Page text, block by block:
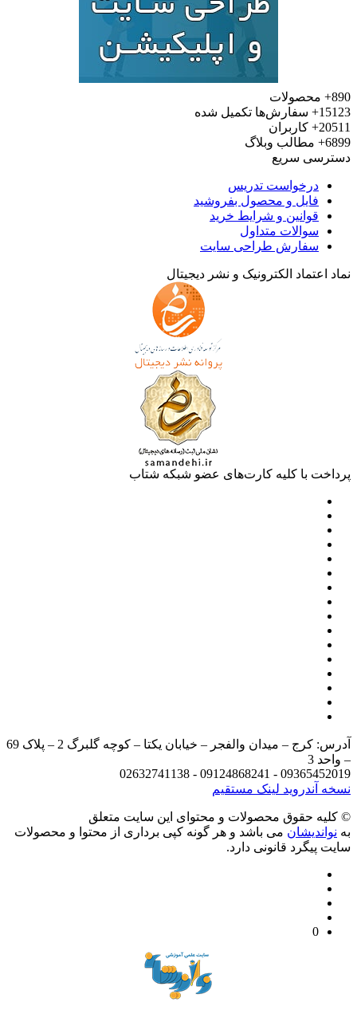
890+
محصولات
15123+
سفارش‌ها تکمیل شده
20511+
کاربران
6899+
مطالب وبلاگ
دسترسی سریع
درخواست تدریس
فایل و محصول بفروشید
قوانین و شرایط خرید
سوالات متداول
سفارش طراحی سایت
نماد اعتماد الکترونیک و نشر دیجیتال
پرداخت با کلیه کارت‌های عضو شبکه شتاب
آدرس: کرج – میدان والفجر – خیابان یکتا – کوچه گلبرگ 2 – پلاک 69
– واحد 3
09365452019 - 09124868241 - 02632741138
نسخه آندروید لینک مستقیم
© کليه حقوق محصولات و محتوای اين سایت متعلق
به نواندیشان می باشد و هر گونه کپی برداری از محتوا و محصولات
سایت پیگرد قانونی دارد.
0